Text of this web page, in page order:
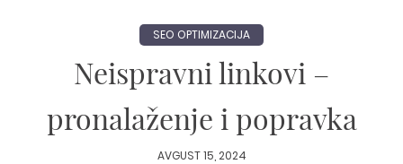
SEO OPTIMIZACIJA
Neispravni linkovi –
pronalaženje i popravka
AVGUST 15, 2024